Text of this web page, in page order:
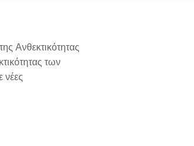
Ανθεκτικότητας
των
νέες